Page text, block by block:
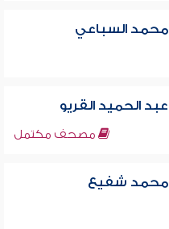
محمد السباعي
عبد الحميد القريو
مصحف مكتمل
محمد شفيع